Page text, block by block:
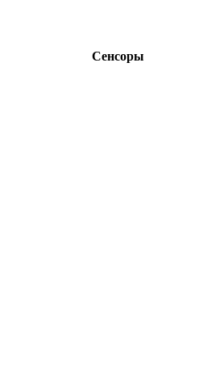
Сенсоры